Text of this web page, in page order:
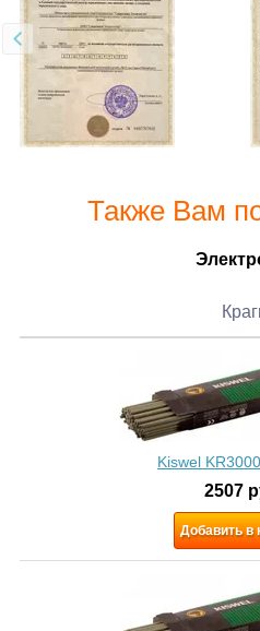
Также Вам
Kiswel
2507
Добавить в